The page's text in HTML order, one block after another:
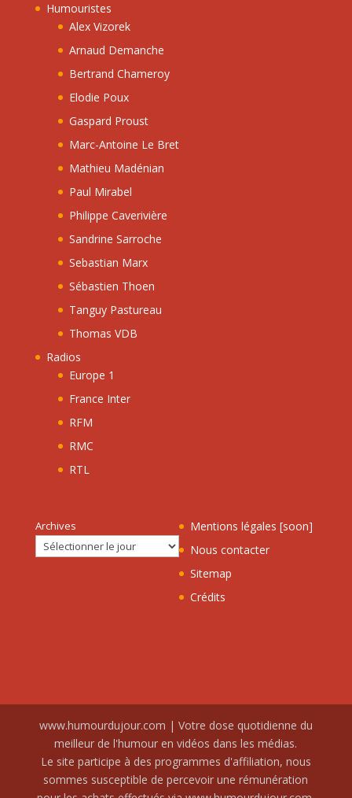
Humouristes
Alex Vizorek
Arnaud Demanche
Bertrand Chameroy
Elodie Poux
Gaspard Proust
Marc-Antoine Le Bret
Mathieu Madénian
Paul Mirabel
Philippe Caverivière
Sandrine Sarroche
Sebastian Marx
Sébastien Thoen
Tanguy Pastureau
Thomas VDB
Radios
Europe 1
France Inter
RFM
RMC
RTL
Archives
Mentions légales [soon]
Nous contacter
Sitemap
Crédits
www.humourdujour.com | Votre dose quotidienne du
meilleur de l'humour en vidéos dans les médias.
Le site participe à des programmes d'affiliation, nous
sommes susceptible de percevoir une rémunération